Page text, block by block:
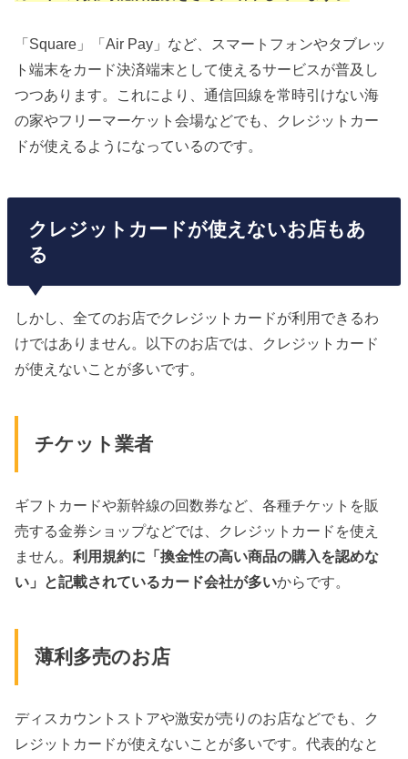
「Square」「Air Pay」など、スマートフォンやタブレッ
ト端末をカード決済端末として使えるサービスが普及し
つつあります。これにより、通信回線を常時引けない海
の家やフリーマーケット会場などでも、クレジットカー
ドが使えるようになっているのです。
クレジットカードが使えないお店もあ
る
しかし、全てのお店でクレジットカードが利用できるわ
けではありません。以下のお店では、クレジットカード
が使えないことが多いです。
チケット業者
ギフトカードや新幹線の回数券など、各種チケットを販
売する金券ショップなどでは、クレジットカードを使え
ません。利用規約に「換金性の高い商品の購入を認めな
い」と記載されているカード会社が多いからです。
薄利多売のお店
ディスカウントストアや激安が売りのお店などでも、ク
レジットカードが使えないことが多いです。代表的なと